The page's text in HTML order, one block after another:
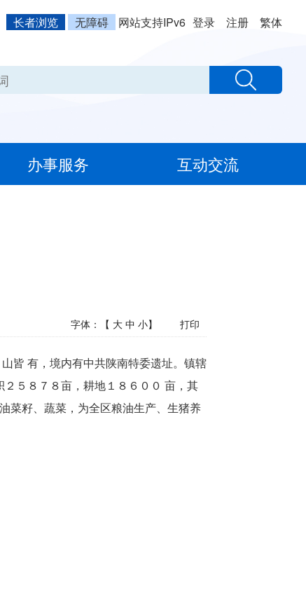
长者浏览 无障碍 网站支持IPv6 登录 注册 繁体
办事服务 互动交流
字体：【 大 中 小】 打印
皆 有，境内有中共陕南特委遗址。镇辖
５８７８亩，耕地１８６００ 亩，其
菜籽、蔬菜，为全区粮油生产、生猪养